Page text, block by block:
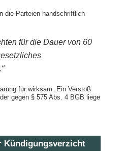
die Parteien handschriftlich
für die Dauer von 60
für wirksam. Ein Verstoß
gegen § 575 Abs. 4 BGB liege
Kündigungsverzicht